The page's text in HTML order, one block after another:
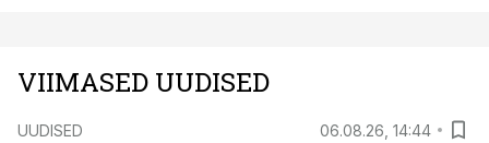
VIIMASED UUDISED
UUDISED 06.08.26, 14:44